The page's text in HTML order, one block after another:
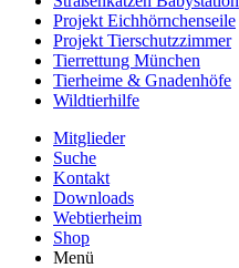
Projekt Eichhörnchenseile
Projekt Tierschutzzimmer
Tierrettung München
Tierheime & Gnadenhöfe
Wildtierhilfe
Mitglieder
Suche
Kontakt
Downloads
Webtierheim
Shop
Menü